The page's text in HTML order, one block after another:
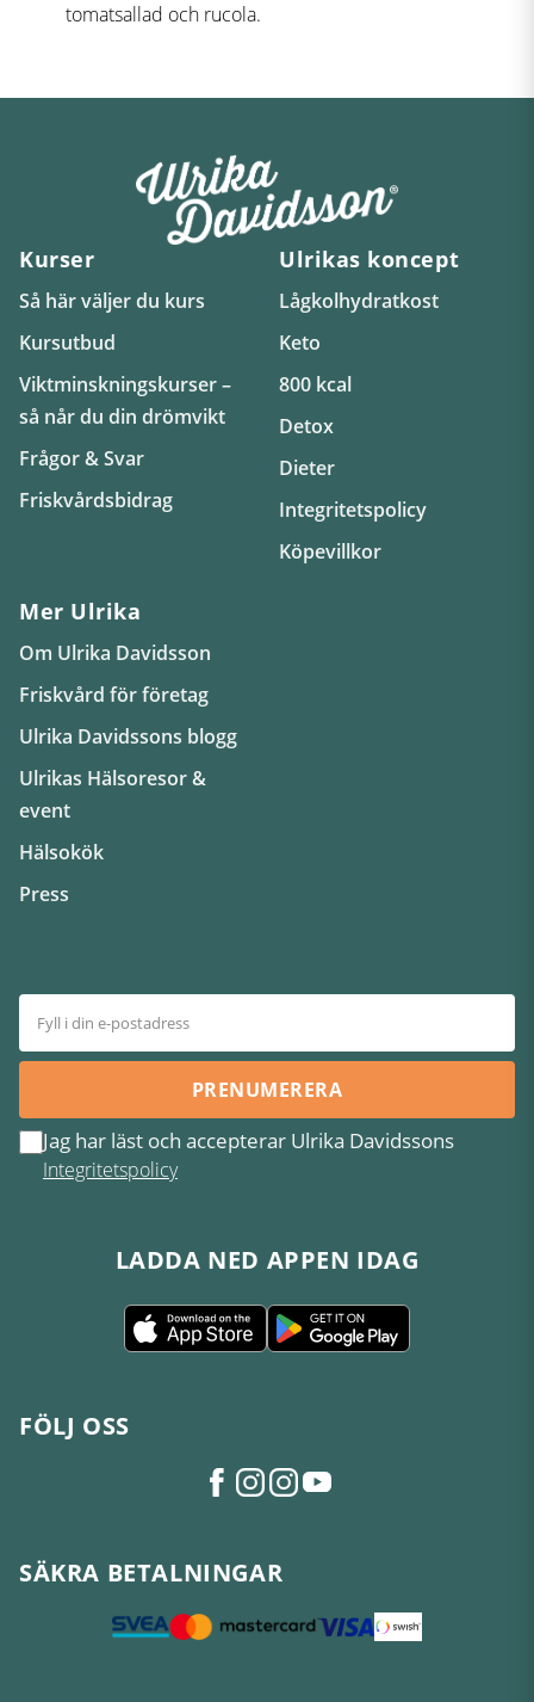
tomatsallad och rucola.
Kurser
Så här väljer du kurs
Kursutbud
Viktminskningskurser –
så når du din drömvikt
Frågor & Svar
Friskvårdsbidrag
Ulrikas koncept
Lågkolhydratkost
Keto
800 kcal
Detox
Dieter
Integritetspolicy
Köpevillkor
Mer Ulrika
Om Ulrika Davidsson
Friskvård för företag
Ulrika Davidssons blogg
Ulrikas Hälsoresor &
event
Hälsokök
Press
PRENUMERERA
Jag har läst och accepterar Ulrika Davidssons
Integritetspolicy
LADDA NED APPEN IDAG
FÖLJ OSS
SÄKRA BETALNINGAR